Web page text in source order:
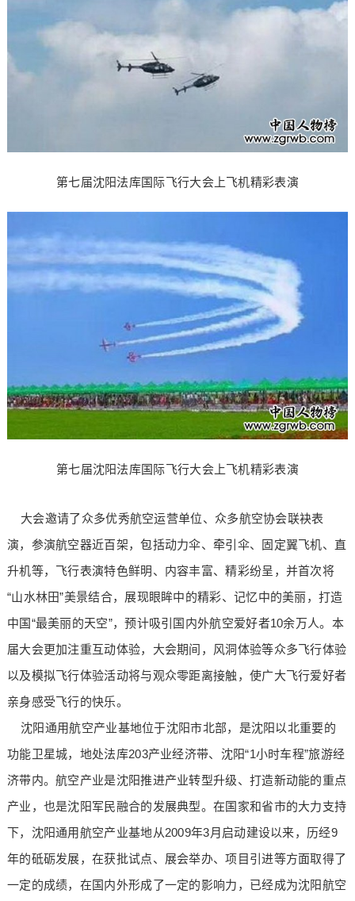
第七届沈阳法库国际飞行大会上飞机精彩表演
第七届沈阳法库国际飞行大会上飞机精彩表演
大会邀请了众多优秀航空运营单位、众多航空协会联袂表
演，参演航空器近百架，包括动力伞、牵引伞、固定翼飞机、直
升机等，飞行表演特色鲜明、内容丰富、精彩纷呈，并首次将
“山水林田”美景结合，展现眼眸中的精彩、记忆中的美丽，打造
中国“最美丽的天空”，预计吸引国内外航空爱好者10余万人。本
届大会更加注重互动体验，大会期间，风洞体验等众多飞行体验
以及模拟飞行体验活动将与观众零距离接触，使广大飞行爱好者
亲身感受飞行的快乐。
沈阳通用航空产业基地位于沈阳市北部，是沈阳以北重要的
功能卫星城，地处法库203产业经济带、沈阳“1小时车程”旅游经
济带内。航空产业是沈阳推进产业转型升级、打造新动能的重点
产业，也是沈阳军民融合的发展典型。在国家和省市的大力支持
下，沈阳通用航空产业基地从2009年3月启动建设以来，历经9
年的砥砺发展，在获批试点、展会举办、项目引进等方面取得了
一定的成绩，在国内外形成了一定的影响力，已经成为沈阳航空